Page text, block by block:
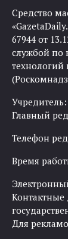
Средство
67944 от
службой по
Главный
Телефон
Время
Для